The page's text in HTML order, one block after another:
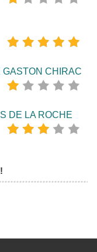
CHIRAC
DE LA ROCHE